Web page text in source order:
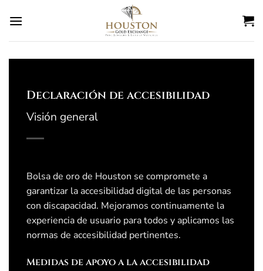
Declaración de accesibilidad
Visión general
Bolsa de oro de Houston se compromete a
garantizar la accesibilidad digital de las personas
con discapacidad. Mejoramos continuamente la
experiencia de usuario para todos y aplicamos las
normas de accesibilidad pertinentes.
Medidas de apoyo a la accesibilidad